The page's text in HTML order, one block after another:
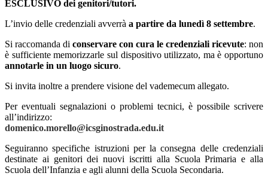
ESCLUSIVO dei genitori/tutori.
L’invio delle credenziali avverrà a partire da lunedì 8 settembre.
Si raccomanda di conservare con cura le credenziali ricevute: non
è sufficiente memorizzarle sul dispositivo utilizzato, ma è opportuno
annotarle in un luogo sicuro.
Si invita inoltre a prendere visione del vademecum allegato.
Per eventuali segnalazioni o problemi tecnici, è possibile scrivere
all’indirizzo:
domenico.morello@icsginostrada.edu.it
Seguiranno specifiche istruzioni per la consegna delle credenziali
destinate ai genitori dei nuovi iscritti alla Scuola Primaria e alla
Scuola dell’Infanzia e agli alunni della Scuola Secondaria.